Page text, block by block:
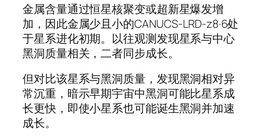
金属含量通过恒星核聚变或超新星爆发增
加，因此金属少且小的CANUCS-LRD-z8·6处
于星系进化初期。以往观测发现星系与中心
黑洞质量相关，二者同步成长。
但对比该星系与黑洞质量，发现黑洞相对异
常沉重，暗示早期宇宙中黑洞可能比星系成
长更快，即使小星系也可能诞生黑洞并加速
成长。